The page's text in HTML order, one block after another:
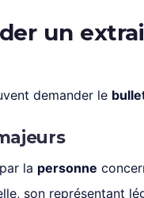
un
demander le
la personne
son représentant